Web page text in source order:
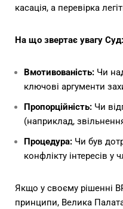
касація, а перевірка
На що звертає увагу Суд:
Вмотивованість: Чи
ключові аргументи
Пропорційність: Чи
(наприклад,
Процедура: Чи був
конфлікту інтересів у
Якщо у своєму рішенні
принципи, Велика